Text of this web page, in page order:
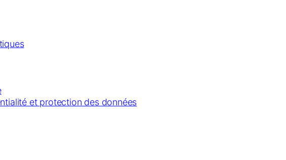
et protection des données